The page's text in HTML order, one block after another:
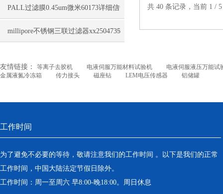
代理商上海力敏
PALL过滤膜0.45um微米60173详细信
息
millipore不锈钢三联过滤器xx2504735
共 40 条记录，当前 1
友情链接： 等离子去胶机 电液伺服万能材料试验机
电液伺服液压万能试
金属液氮冷冻箱
传力接头 磁座钻 LEM电压传感器 铝储罐
工作时间
为了避免不必要的等待，敬请注意我们的工作时间 。以下是我们的正常
工作时间，中国大陆法定节假日除外。
工作时间：周一至周六 早8:00-晚18:00。周日休息